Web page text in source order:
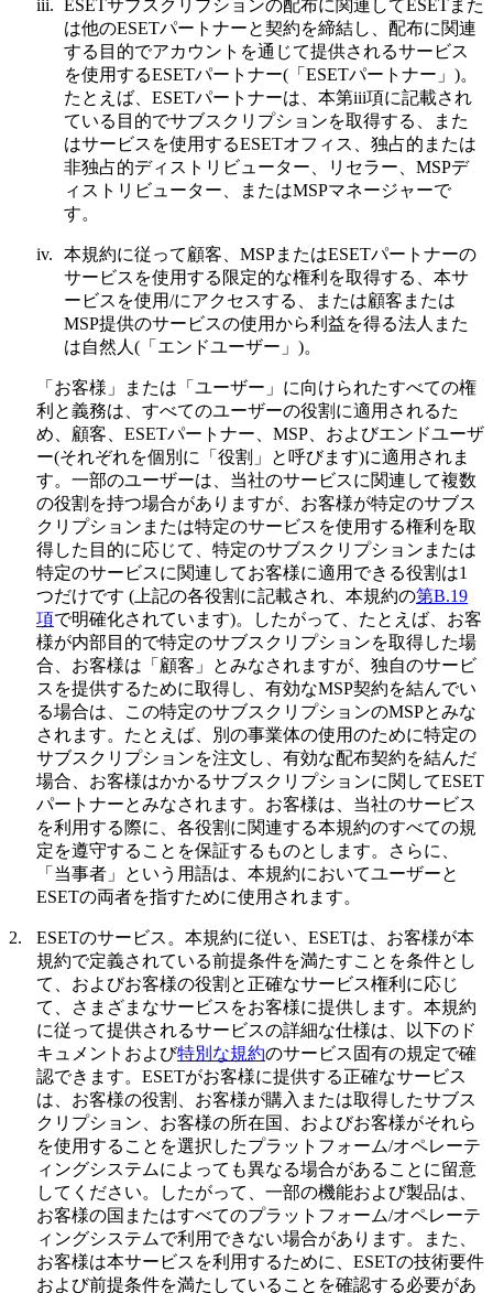
iii. ESETサブスクリプションの配布に関連してESETまた
は他のESETパートナーと契約を締結し、配布に関連
する目的でアカウントを通じて提供されるサービス
を使用するESETパートナー(「 ESETパートナー 」)。
たとえば、ESETパートナーは、本第iii項に記載され
ている目的でサブスクリプションを取得する、また
はサービスを使用するESETオフィス、独占的または
非独占的ディストリビューター、リセラー、MSPデ
ィストリビューター、またはMSPマネージャーで
す。
iv.
本規約に従って顧客、MSPまたはESETパートナーの
サービスを使用する限定的な権利を取得する、本サ
ービスを使用/にアクセスする、または顧客または
MSP提供のサービスの使用から利益を得る法人また
は自然人(「 エンドユーザー 」)。
「お客様」または「ユーザー」に向けられたすべての権
利と義務は、すべてのユーザーの役割に適用されるた
め、顧客、ESETパートナー、MSP、およびエンドユーザ
ー(それぞれを個別に「 役割 」と呼びます)に適用されま
す。一部のユーザーは、当社のサービスに関連して複数
の役割を持つ場合がありますが、お客様が特定のサブス
クリプションまたは特定のサービスを使用する権利を取
得した目的に応じて、特定のサブスクリプションまたは
特定のサービスに関連してお客様に適用できる役割は1
つだけです (上記の各役割に記載され、本規約の第B.19
項で明確化されています)。したがって、たとえば、お客
様が内部目的で特定のサブスクリプションを取得した場
合、お客様は「顧客」とみなされますが、独自のサービ
スを提供するために取得し、有効なMSP契約を結んでい
る場合は、この特定のサブスクリプションのMSPとみな
されます。たとえば、別の事業体の使用のために特定の
サブスクリプションを注文し、有効な配布契約を結んだ
場合、お客様はかかるサブスクリプションに関してESET
パートナーとみなされます。お客様は、当社のサービス
を利用する際に、各役割に関連する本規約のすべての規
定を遵守することを保証するものとします。さらに、
「 当事者 」という用語は、本規約においてユーザーと
ESETの両者を指すために使用されます。
2. ESETのサービス。 本規約に従い、ESETは、お客様が本
規約で定義されている前提条件を満たすことを条件とし
て、およびお客様の役割と正確なサービス権利に応じ
て、さまざまなサービスをお客様に提供します。本規約
に従って提供されるサービスの詳細な仕様は、以下のド
キュメントおよび特別な規約のサービス固有の規定で確
認できます。ESETがお客様に提供する正確なサービス
は、お客様の役割、お客様が購入または取得したサブス
クリプション、お客様の所在国、およびお客様がそれら
を使用することを選択したプラットフォーム/オペレーテ
ィングシステムによっても異なる場合があることに留意
してください。したがって、一部の機能および製品は、
お客様の国またはすべてのプラットフォーム/オペレーテ
ィングシステムで利用できない場合があります。また、
お客様は本サービスを利用するために、ESETの技術要件
および前提条件を満たしていることを確認する必要があ